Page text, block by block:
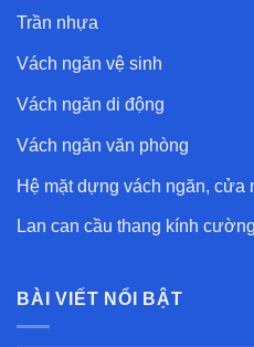
Trần nhựa
Vách ngăn vệ sinh
Vách ngăn di động
Vách ngăn văn phòng
Hệ mặt dựng vách ngăn, cửa
Lan can cầu thang kính
BÀI VIẾT NỔI BẬT